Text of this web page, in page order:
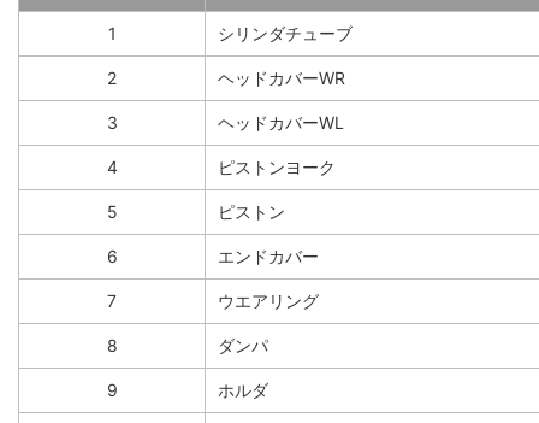
1 シリンダチューブ
2 ヘッドカバーWR
3 ヘッドカバーWL
4 ピストンヨーク
5 ピストン
6 エンドカバー
7 ウエアリング
8 ダンパ
9 ホルダ